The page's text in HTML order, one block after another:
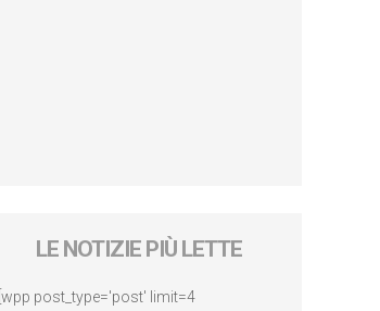
LE NOTIZIE PIÙ LETTE
[wpp post_type='post' limit=4